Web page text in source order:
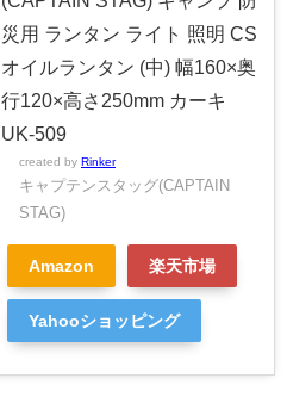
災用 ランタン ライト 照明 CS
オイルランタン (中) 幅160×奥
行120×高さ250mm カーキ
UK-509
created by Rinker
キャプテンスタッグ(CAPTAIN
STAG)
Amazon 楽天市場
Yahooショッピング